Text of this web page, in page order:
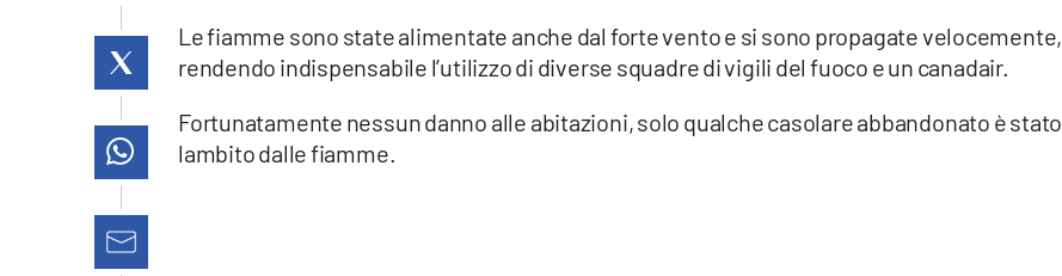
lacapitalenews.it
Le fiamme sono state alimentate anche dal forte vento e si sono propagate velocemente,
rendendo indispensabile l’utilizzo di diverse squadre di vigili del fuoco e un canadair.
Fortunatamente nessun danno alle abitazioni, solo qualche casolare abbandonato è stato
lambito dalle fiamme.